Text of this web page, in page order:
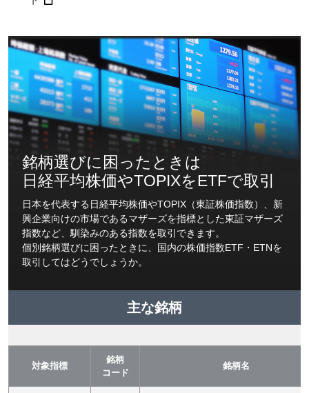
銘柄選びに困ったときは
日経平均株価やTOPIXをETFで取引
日本を代表する日経平均株価やTOPIX（東証株価指数）、新
興企業向けの市場であるマザーズを指標とした東証マザーズ
指数など、馴染みのある指数を取引できます。
個別銘柄選びに困ったときに、国内の株価指数ETF・ETNを
取引してはどうでしょうか。
主な銘柄
対象指標
銘柄
コード
銘柄名